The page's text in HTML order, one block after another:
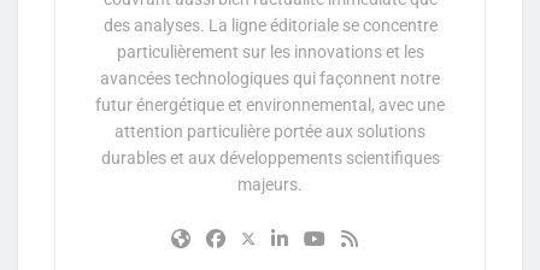
des analyses. La ligne éditoriale se concentre
particulièrement sur les innovations et les
avancées technologiques qui façonnent notre
futur énergétique et environnemental, avec une
attention particulière portée aux solutions
durables et aux développements scientifiques
majeurs.